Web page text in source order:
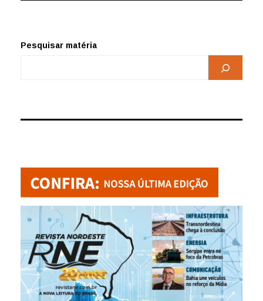
Pesquisar matéria